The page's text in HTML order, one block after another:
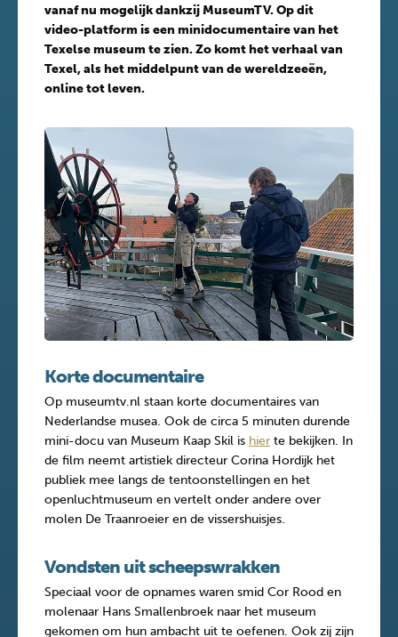
vanaf nu mogelijk dankzij MuseumTV. Op dit
video-platform is een minidocumentaire van het
Texelse museum te zien. Zo komt het verhaal van
Texel, als het middelpunt van de wereldzeeën,
online tot leven.
Korte documentaire
Op museumtv.nl staan korte documentaires van
Nederlandse musea. Ook de circa 5 minuten durende
mini-docu van Museum Kaap Skil is hier te bekijken. In
de film neemt artistiek directeur Corina Hordijk het
publiek mee langs de tentoonstellingen en het
openluchtmuseum en vertelt onder andere over
molen De Traanroeier en de vissershuisjes.
Vondsten uit scheepswrakken
Speciaal voor de opnames waren smid Cor Rood en
molenaar Hans Smallenbroek naar het museum
gekomen om hun ambacht uit te oefenen. Ook zij zijn